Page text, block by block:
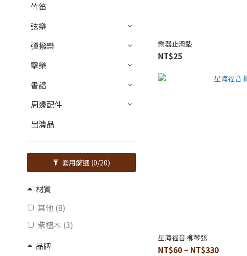
竹笛
弦樂
彈撥樂
擊樂
書譜
周邊配件
出清品
套用篩選 (0/20)
材質
其他 (8)
紫檀木 (3)
品牌
樂器止滑墊
NT$25
星海福音 柳琴弦
NT$60 ~ NT$330